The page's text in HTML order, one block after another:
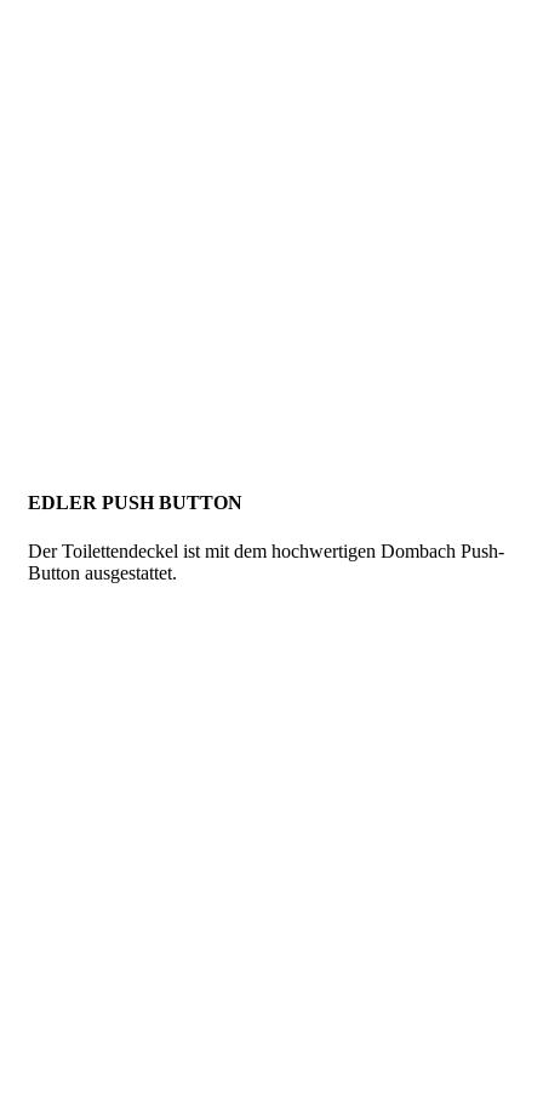
EDLER PUSH BUTTON
Der Toilettendeckel ist mit dem hochwertigen Dombach Push-
Button ausgestattet.